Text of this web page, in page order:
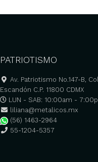
PATRIOTISMO
Av. Patriotismo No.147-B,
Escandón C.P. 11800 CDMX
LUN - SAB: 10:00am -
liliana@metalicos.mx
(56) 1463-2964
55-1204-5357